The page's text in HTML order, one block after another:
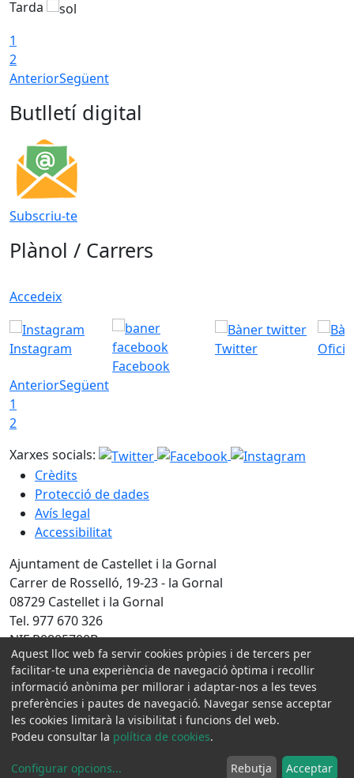
Tarda
1
2
AnteriorSegüent
Butlletí digital
Subscriu-te
Plànol / Carrers
Accedeix
Instagram
Facebook
Twitter
AnteriorSegüent
1
2
Xarxes socials:
Crèdits
Protecció de dades
Avís legal
Accessibilitat
Ajuntament de Castellet i la Gornal
Carrer de Rosselló, 19-23 - la Gornal
08729 Castellet i la Gornal
Tel. 977 670 326
NIF P0805700B
Amb la col·laboració de:
Aquest lloc web fa servir cookies pròpies i de tercers per
facilitar-te una experiència de navegació òptima i recollir
informació anònima per millorar i adaptar-nos a les teves
preferències i pautes de navegació. Navegar sense acceptar
les cookies limitarà la visibilitat i funcions del web.
Podeu consultar la política de cookies.
Configurar opcions... Rebutja Acceptar